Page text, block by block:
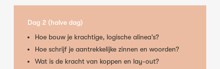
Dag 2 (halve dag)
Hoe bouw je krachtige, logische alinea’s?
Hoe schrijf je aantrekkelijke zinnen en woorden?
Wat is de kracht van koppen en lay-out?